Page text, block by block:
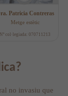
Patricia Contreras
Metge estètic
Nº col·legiada: 070711213
no invasiu que